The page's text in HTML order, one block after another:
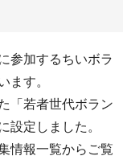
参加するちいボラ
ます。
「若者世代ボラン
設定しました。
情報一覧からご覧